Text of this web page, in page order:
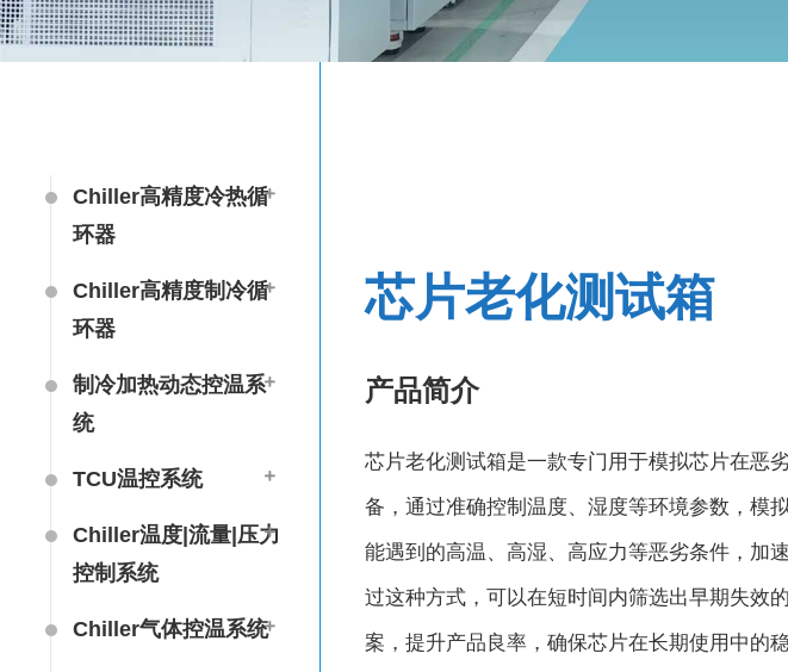
Chiller高精度冷热循
环器
Chiller高精度制冷循
环器
制冷加热动态控温系
统
TCU温控系统
Chiller温度|流量|压力
控制系统
Chiller气体控温系统
芯片老化测试箱
产品简介
芯⽚⽼化测试箱是⼀款专⻔⽤于模拟芯⽚在恶
备，通过准确控制温度、湿度等环境参数，模
能遇到的⾼温、⾼湿、⾼应⼒等恶劣条件，加
过这种⽅式，可以在短时间内筛选出早期失效
案，提升产品良率，确保芯⽚在⻓期使⽤中的